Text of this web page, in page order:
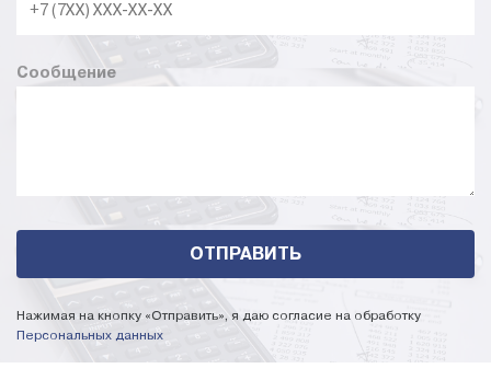
Сообщение
Нажимая на кнопку «Отправить», я даю согласие на обработку
Персональных данных